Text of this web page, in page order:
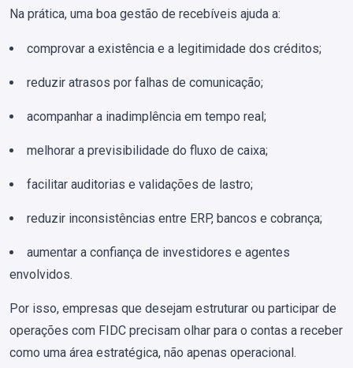
Na prática, uma boa gestão de recebíveis ajuda a:
comprovar a existência e a legitimidade dos créditos;
reduzir atrasos por falhas de comunicação;
acompanhar a inadimplência em tempo real;
melhorar a previsibilidade do fluxo de caixa;
facilitar auditorias e validações de lastro;
reduzir inconsistências entre ERP, bancos e cobrança;
aumentar a confiança de investidores e agentes
envolvidos.
Por isso, empresas que desejam estruturar ou participar de
operações com FIDC precisam olhar para o contas a receber
como uma área estratégica, não apenas operacional.